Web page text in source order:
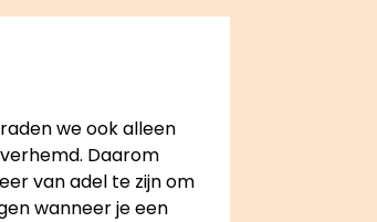
we ook alleen
Daarom
van adel te zijn om
wanneer je een